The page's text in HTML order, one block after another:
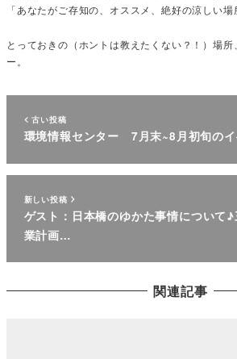
「あなたがご存知の、オススメ、絶好の涼し
とっておきの（ホントは教えたくない？！）場
ー。
古い投稿
環境情報センター 7月末~8月初旬の
新しい投稿
ゲスト：日本橋のゆかた事情について
業計画…
関連記事